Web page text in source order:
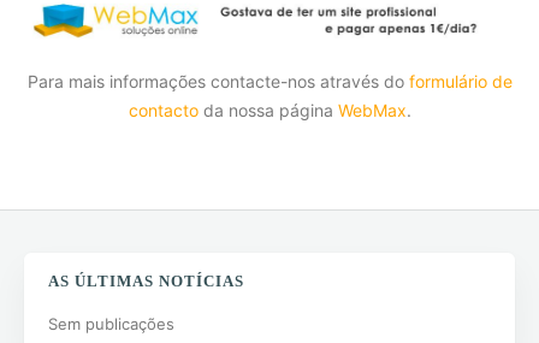
Para mais informações contacte-nos através do formulário de
contactoda nossa página WebMax.
AS ÚLTIMAS NOTÍCIAS
Sem publicações